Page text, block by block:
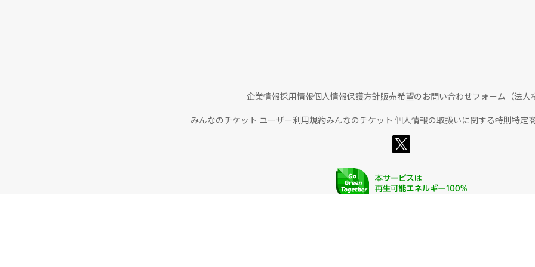
企業情報採用情報個人情報保護方針販売希望のお問い合わせフォーム（法人
みんなのチケット ユーザー利用規約みんなのチケット 個人情報の取扱いに関する特則特定